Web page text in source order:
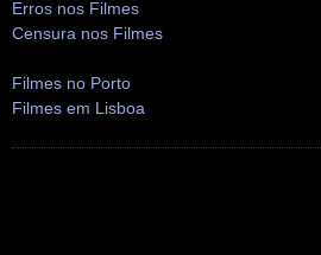
Erros nos Filmes
Censura nos Filmes
Filmes no Porto
Filmes em Lisboa